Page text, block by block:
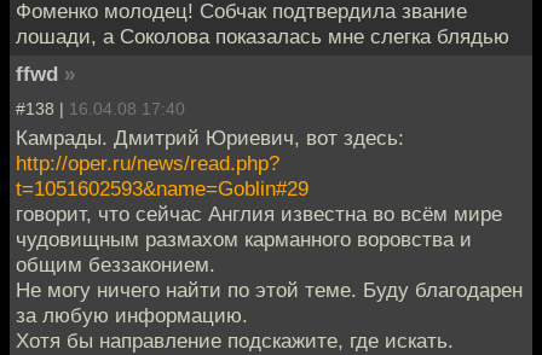
Фоменко молодец! Собчак подтвердила звание
лошади, а Соколова показалась мне слегка блядью
ffwd »
#138 | 16.04.08 17:40
Камрады. Дмитрий Юриевич, вот здесь:
http://oper.ru/news/read.php?
t=1051602593&name=Goblin#29
говорит, что сейчас Англия известна во всём мире
чудовищным размахом карманного воровства и
общим беззаконием.
Не могу ничего найти по этой теме. Буду благодарен
за любую информацию.
Хотя бы направление подскажите, где искать.